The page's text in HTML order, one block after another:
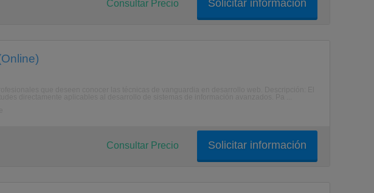
Solicitar información
Consultar Precio
Solicitar información
Consultar Precio